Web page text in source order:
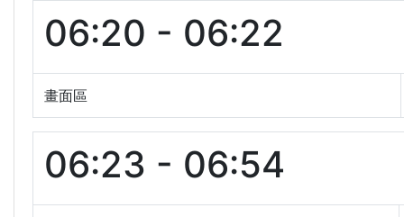
06:20 - 06:22
畫面區
06:23 - 06:54